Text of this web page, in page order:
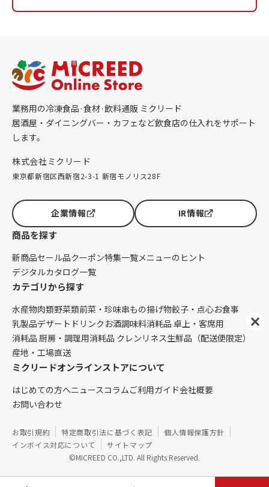
業務用の冷凍食品·食材·飲料通販 ミクリード
居酒屋・ダイニングバー・カフェなど飲食店の仕入れをサポート
します。
株式会社ミクリード
東京都新宿区西新宿2-3-1 新宿モノリス28F
企業情報 IR情報
商品を探す
新商品セール品クーポン特集一覧メニューのヒント
デジタルカタログ一覧
カテゴリから探す
水産物肉類野菜類前菜・珍味串もの揚げ物餃子・点心お食事
乳製品デザート ドリンク お酒調味料消耗品 卓上・客席用
消耗品 厨房・調理用消耗品 クレンリネス生鮮品（配送便限定）
産地・工場直送
ミクリードオンラインストアについて
はじめての方へニュースコラムご利用ガイド会社概要
お問い合わせ
©MICREED CO.,LTD. All Rights Reserved.
お取引規約 特定商取引法に基づく表記
個人情報保護方針
インボイス対応について
サイトマップ